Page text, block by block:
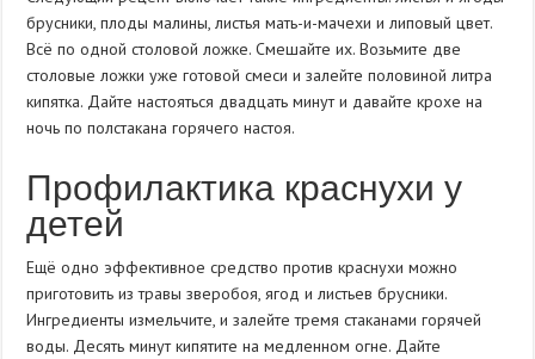
брусники, плоды малины, листья мать-и-мачехи и липовый цвет.
Всё по одной столовой ложке. Смешайте их. Возьмите две
столовые ложки уже готовой смеси и залейте половиной литра
кипятка. Дайте настояться двадцать минут и давайте крохе на
ночь по полстакана горячего настоя.
Профилактика краснухи у
детей
Ещё одно эффективное средство против краснухи можно
приготовить из травы зверобоя, ягод и листьев брусники.
Ингредиенты измельчите, и залейте тремя стаканами горячей
воды. Десять минут кипятите на медленном огне. Дайте